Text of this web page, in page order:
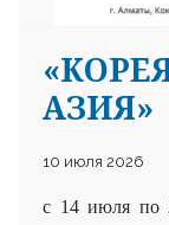
АЗИЯ»
10 июля 2026
с 14 июля по